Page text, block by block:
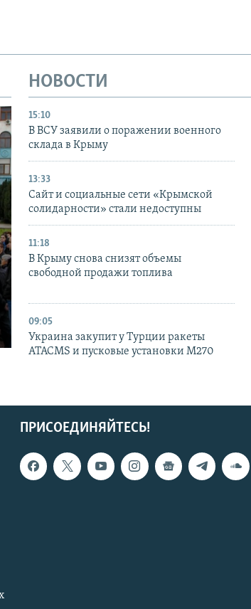
НОВОСТИ
15:10
В ВСУ заявили о поражении военного
склада в Крыму
13:33
Сайт и социальные сети «Крымской
солидарности» стали недоступны
11:18
В Крыму снова снизят объемы
свободной продажи топлива
09:05
Украина закупит у Турции ракеты
ATACMS и пусковые установки M270
ПРИСОЕДИНЯЙТЕСЬ!